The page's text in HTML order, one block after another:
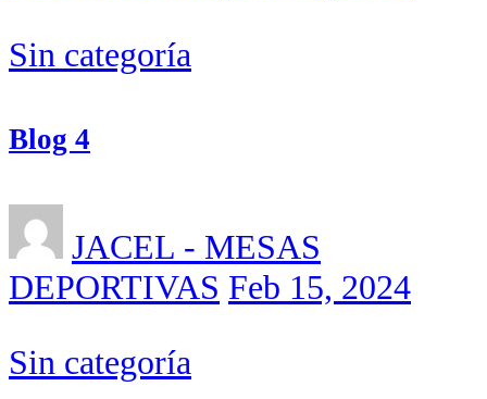
Sin categoría
Blog 4
JACEL - MESAS
DEPORTIVAS Feb 15, 2024
Sin categoría